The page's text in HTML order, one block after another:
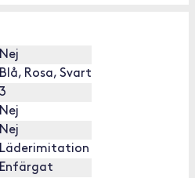
Nej
Blå, Rosa, Svart
3
Nej
Nej
Läderimitation
Enfärgat